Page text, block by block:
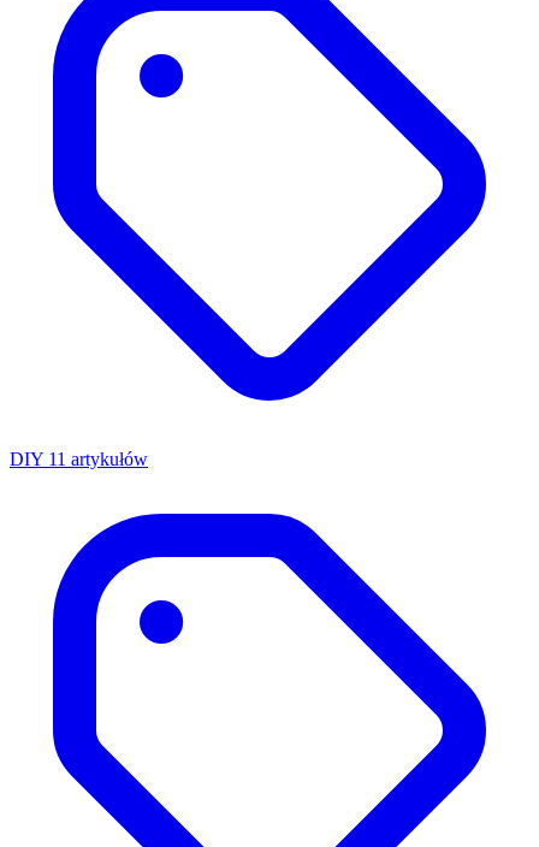
DIY 11 artykułów